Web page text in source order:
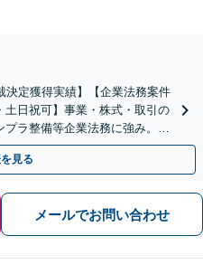
決定獲得実績】【企業法務案件
日祝可】事業・株式・取引の
プラ整備等企業法務に強み。株
まで幅広く対応！
見る
メールでお問い合わせ